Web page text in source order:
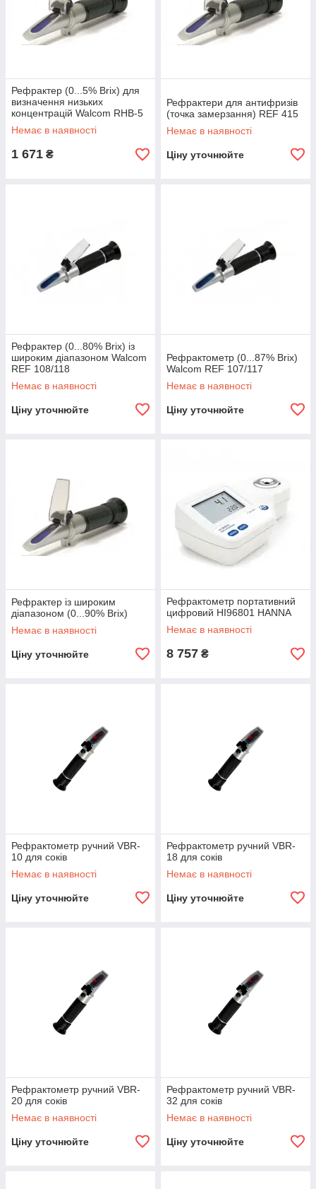
Рефрактер (0...5% Brix) для
визначення низьких
концентрацій Walcom RHB-5
Немає в наявності
1 671 ₴
Рефрактери для антифризів
(точка замерзання) REF 415
Немає в наявності
Ціну уточнюйте
Рефрактер (0...80% Brix) із
широким діапазоном Walcom
REF 108/118
Немає в наявності
Ціну уточнюйте
Рефрактометр (0...87% Brix)
Walcom REF 107/117
Немає в наявності
Ціну уточнюйте
Рефрактер із широким
діапазоном (0...90% Brix)
Немає в наявності
Ціну уточнюйте
Рефрактометр портативний
цифровий HI96801 HANNA
Немає в наявності
8 757 ₴
Рефрактометр ручний VBR-
10 для соків
Немає в наявності
Ціну уточнюйте
Рефрактометр ручний VBR-
18 для соків
Немає в наявності
Ціну уточнюйте
Рефрактометр ручний VBR-
20 для соків
Немає в наявності
Ціну уточнюйте
Рефрактометр ручний VBR-
32 для соків
Немає в наявності
Ціну уточнюйте